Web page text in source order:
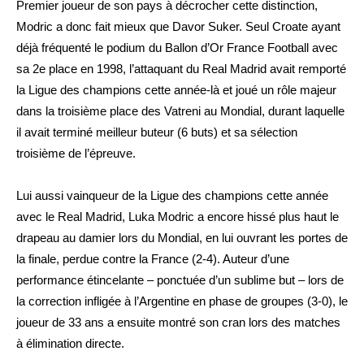
Premier joueur de son pays à décrocher cette distinction,
Modric a donc fait mieux que Davor Suker. Seul Croate ayant
déjà fréquenté le podium du Ballon d’Or France Football avec
sa 2e place en 1998, l’attaquant du Real Madrid avait remporté
la Ligue des champions cette année-là et joué un rôle majeur
dans la troisième place des Vatreni au Mondial, durant laquelle
il avait terminé meilleur buteur (6 buts) et sa sélection
troisième de l’épreuve.
Lui aussi vainqueur de la Ligue des champions cette année
avec le Real Madrid, Luka Modric a encore hissé plus haut le
drapeau au damier lors du Mondial, en lui ouvrant les portes de
la finale, perdue contre la France (2-4). Auteur d’une
performance étincelante – ponctuée d’un sublime but – lors de
la correction infligée à l’Argentine en phase de groupes (3-0), le
joueur de 33 ans a ensuite montré son cran lors des matches
à élimination directe.